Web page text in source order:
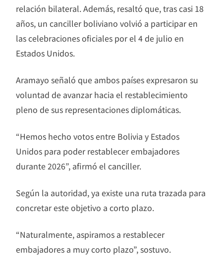
relación bilateral. Además, resaltó que, tras casi 18
años, un canciller boliviano volvió a participar en
las celebraciones oficiales por el 4 de julio en
Estados Unidos.
Aramayo señaló que ambos países expresaron su
voluntad de avanzar hacia el restablecimiento
pleno de sus representaciones diplomáticas.
“Hemos hecho votos entre Bolivia y Estados
Unidos para poder restablecer embajadores
durante 2026”, afirmó el canciller.
Según la autoridad, ya existe una ruta trazada para
concretar este objetivo a corto plazo.
“Naturalmente, aspiramos a restablecer
embajadores a muy corto plazo”, sostuvo.